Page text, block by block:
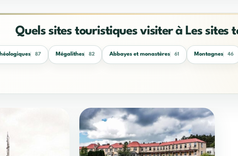
Quels sites touristiques visiter à Les sites
87 Mégalithes 82 Abbayes et monastères 61 Montagnes 46